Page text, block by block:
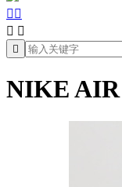
 
 

NIKE AIR